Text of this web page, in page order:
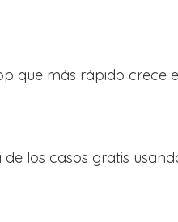
que más rápido crece
los casos gratis